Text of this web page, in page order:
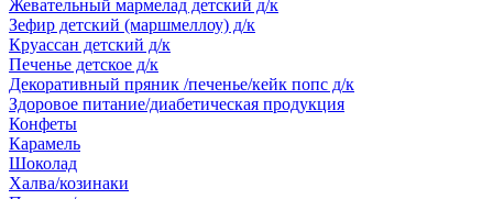
Жевательный мармелад детский д/к
Зефир детский (маршмеллоу) д/к
Круассан детский д/к
Печенье детское д/к
Декоративный пряник /печенье/кейк попс д/к
Здоровое питание/диабетическая продукция
Конфеты
Карамель
Шоколад
Халва/козинаки